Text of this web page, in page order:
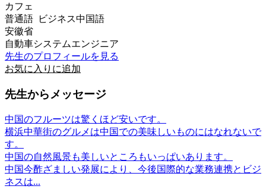
カフェ
普通語 ビジネス中国語
安徽省
自動車システムエンジニア
先生のプロフィールを見る
お気に入りに追加
先生からメッセージ
中国のフルーツは驚くほど安いです。
横浜中華街のグルメは中国での美味しいものにはなれないで
す。
中国の自然風景も美しいところもいっぱいあります。
中国今酢ざましい発展により、今後国際的な業務連携とビジ
ネスは...